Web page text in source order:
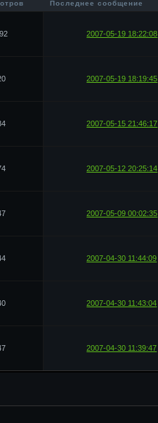
Последнее сообщение
2007-05-19 18:22:08
2007-05-19 18:19:45
2007-05-15 21:46:17
2007-05-12 20:25:14
2007-05-09 00:02:35
2007-04-30 11:44:09
2007-04-30 11:43:04
2007-04-30 11:39:47